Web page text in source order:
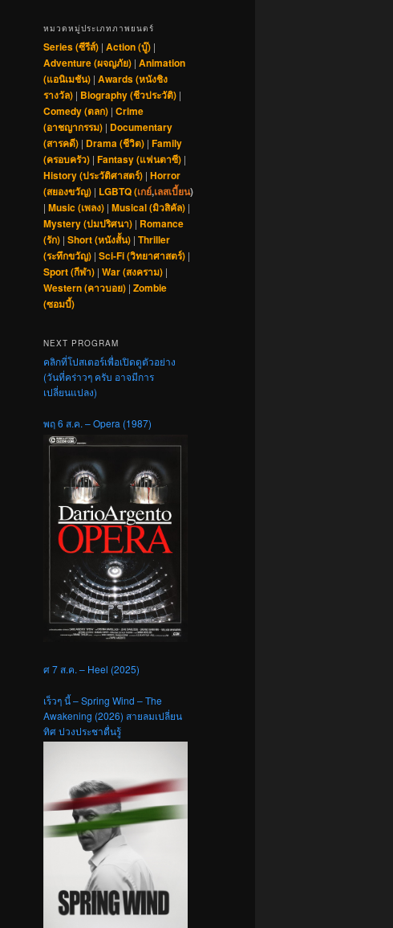
หมวดหมู่ประเภทภาพยนตร์
Series (ซีรีส์) | Action (บู๊) |
Adventure (ผจญภัย) | Animation
(แอนิเมชัน) | Awards (หนังชิง
รางวัล) | Biography (ชีวประวัติ) |
Comedy (ตลก) | Crime
(อาชญากรรม) | Documentary
(สารคดี) | Drama (ชีวิต) | Family
(ครอบครัว) | Fantasy (แฟนตาซี) |
History (ประวัติศาสตร์) | Horror
(สยองขวัญ) | LGBTQ (เกย์,เลสเบี้ยน)
| Music (เพลง) | Musical (มิวสิคัล) |
Mystery (ปมปริศนา) | Romance
(รัก) | Short (หนังสั้น) | Thriller
(ระทึกขวัญ) | Sci-Fi (วิทยาศาสตร์) |
Sport (กีฬา) | War (สงคราม) |
Western (คาวบอย) | Zombie
(ซอมบี้)
NEXT PROGRAM
คลิกที่โปสเตอร์เพื่อเปิดดูตัวอย่าง
(วันที่คร่าวๆ ครับ อาจมีการ
เปลี่ยนแปลง)
พฤ 6 ส.ค. – Opera (1987)
ศ 7 ส.ค. – Heel (2025)
เร็วๆ นี้ – Spring Wind – The
Awakening (2026) สายลมเปลี่ยน
ทิศ ปวงประชาตื่นรู้